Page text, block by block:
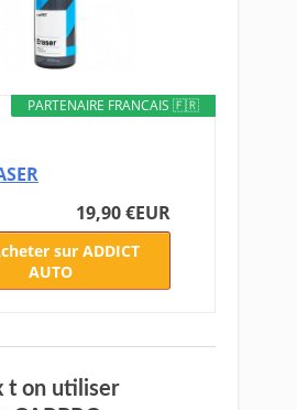
PARTENAIRE FRANCAIS 🇫🇷
19,90 €EUR
sur ADDICT
AUTO
t on utiliser